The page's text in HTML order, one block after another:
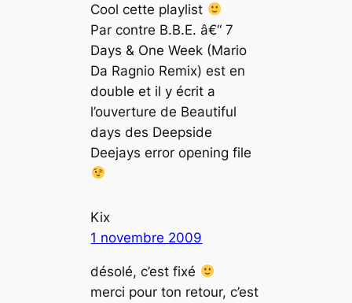
Cool cette playlist
Par contre B.B.E. â€“ 7
Days & One Week (Mario
Da Ragnio Remix) est en
double et il y écrit a
l’ouverture de Beautiful
days des Deepside
Deejays error opening file
Kix
1 novembre 2009
désolé, c’est fixé
merci pour ton retour, c’est